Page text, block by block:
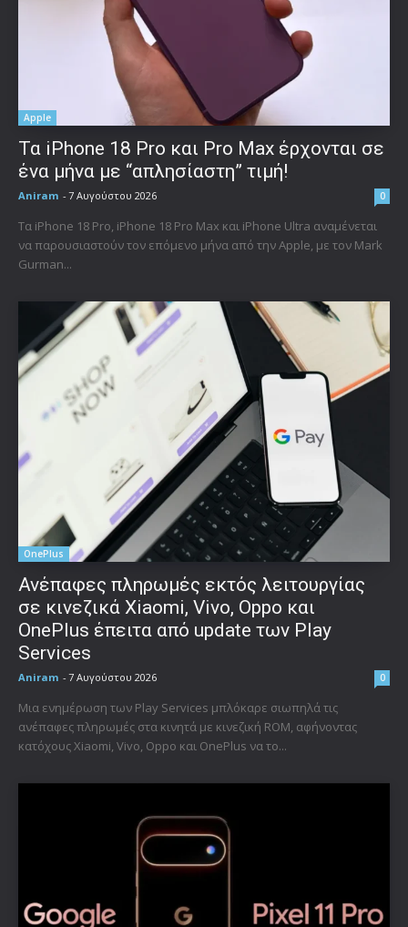
Apple
Τα iPhone 18 Pro και Pro Max έρχονται σε
ένα μήνα με “απλησίαστη” τιμή!
Aniram - 7 Αυγούστου 2026 0
Τα iPhone 18 Pro, iPhone 18 Pro Max και iPhone Ultra αναμένεται
να παρουσιαστούν τον επόμενο μήνα από την Apple, με τον Mark
Gurman...
OnePlus
Ανέπαφες πληρωμές εκτός λειτουργίας
σε κινεζικά Xiaomi, Vivo, Oppo και
OnePlus έπειτα από update των Play
Services
Aniram - 7 Αυγούστου 2026 0
Μια ενημέρωση των Play Services μπλόκαρε σιωπηλά τις
ανέπαφες πληρωμές στα κινητά με κινεζική ROM, αφήνοντας
κατόχους Xiaomi, Vivo, Oppo και OnePlus να το...